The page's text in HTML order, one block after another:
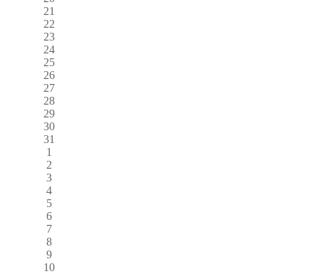
21
22
23
24
25
26
27
28
29
30
31
1
2
3
4
5
6
7
8
9
10